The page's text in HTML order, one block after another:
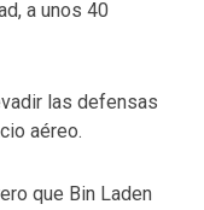
a unos 40
las defensas
aéreo.
que Bin Laden